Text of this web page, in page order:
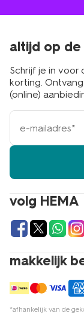
volg HEMA
makkelijk
*afhankelijk van de
altijd op
Schrijf je in voor
korting.
(online)
e-
mailadres